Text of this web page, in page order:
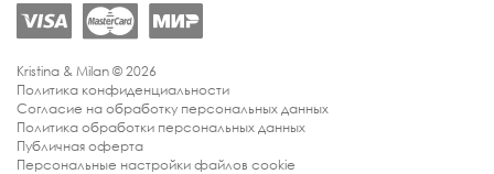
Kristina & Milan © 2026
Политика конфиденциальности
Согласие на обработку персональных данных
Политика обработки персональных данных
Публичная оферта
Персональные настройки файлов cookie